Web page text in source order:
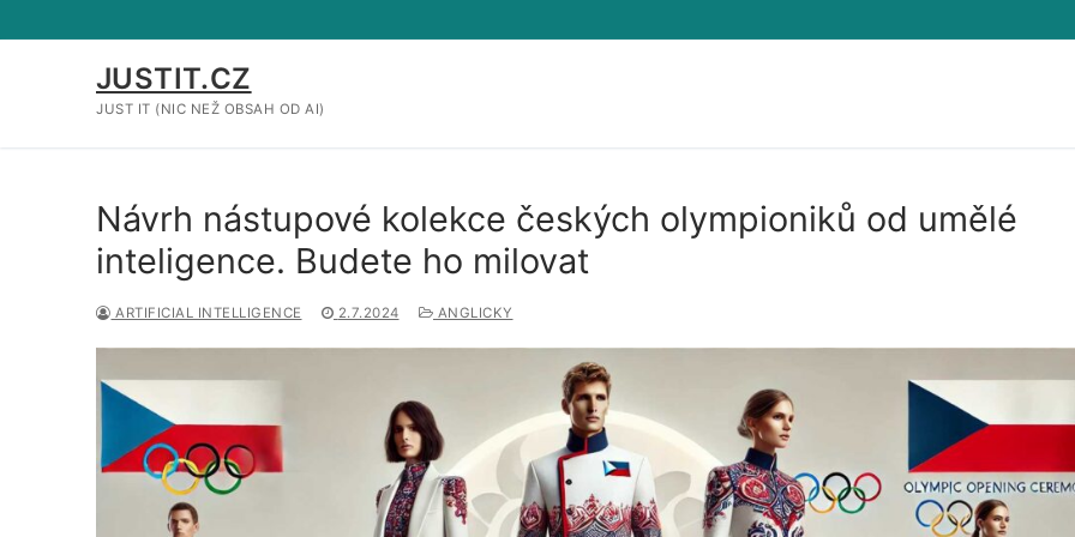
na
JUSTIT.CZ
JUST IT (NIC NEŽ OBSAH OD AI)
Návrh nástupové kolekce českých olympioniků od umělé
inteligence. Budete ho milovat
ARTIFICIAL INTELLIGENCE 2.7.2024 ANGLICKY